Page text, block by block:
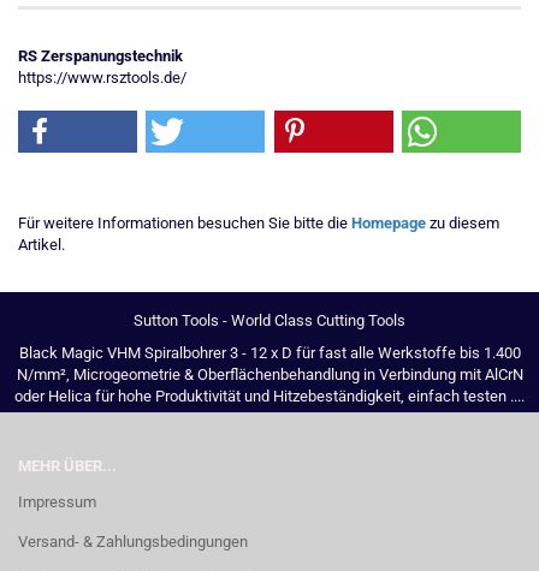
RS Zerspanungstechnik
https://www.rsztools.de/
Für weitere Informationen besuchen Sie bitte die Homepage zu diesem
Artikel.
Sutton Tools - World Class Cutting Tools
Black Magic VHM Spiralbohrer 3 - 12 x D für fast alle Werkstoffe bis 1.400
N/mm², Microgeometrie & Oberflächenbehandlung in Verbindung mit AlCrN
oder Helica für hohe Produktivität und Hitzebeständigkeit, einfach testen ....
MEHR ÜBER...
Impressum
Versand- & Zahlungsbedingungen